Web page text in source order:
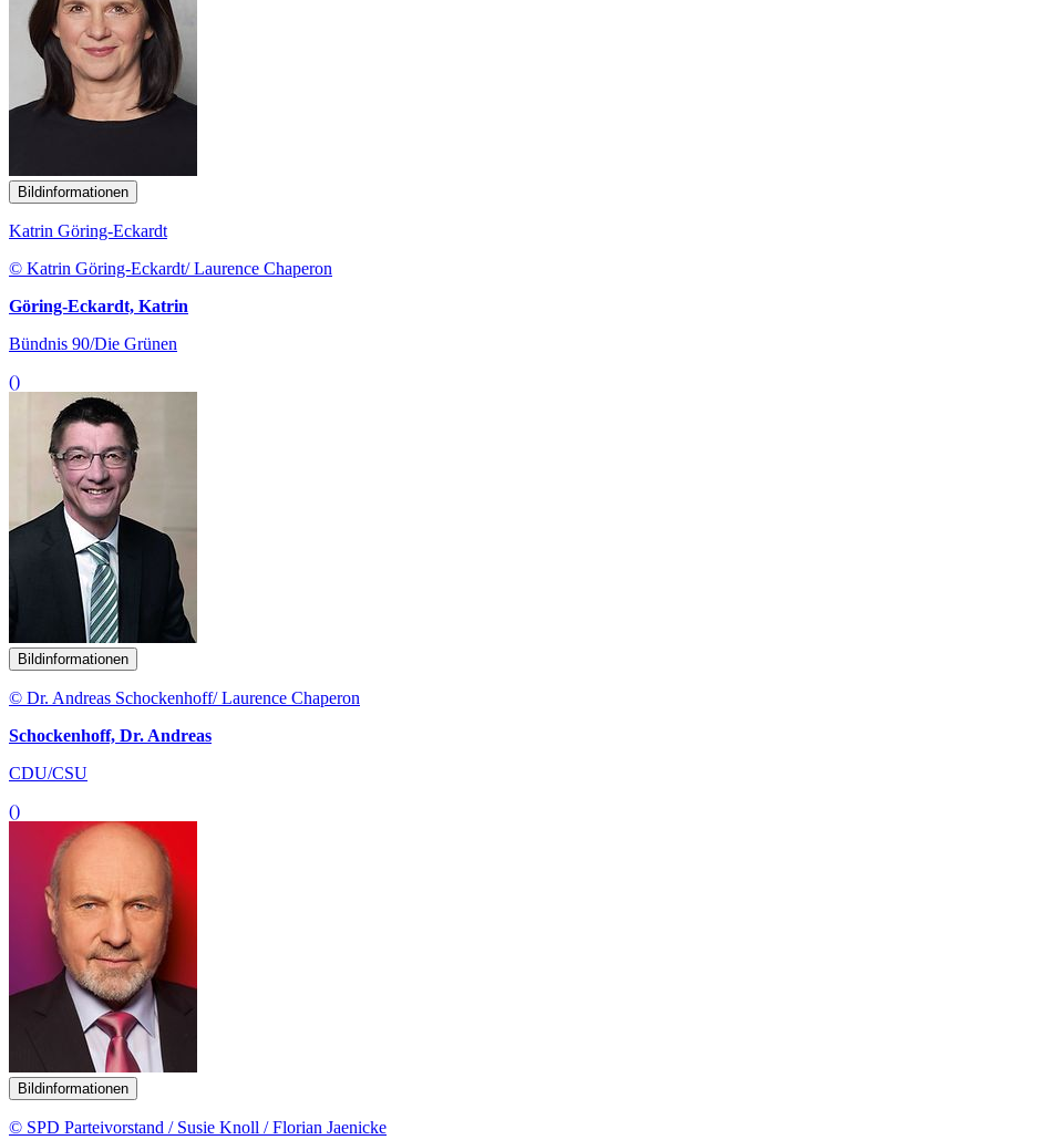
Bildinformationen
Katrin Göring-Eckardt
© Katrin Göring-Eckardt/ Laurence Chaperon
Göring-Eckardt, Katrin
Bündnis 90/Die Grünen
()
Bildinformationen
© Dr. Andreas Schockenhoff/ Laurence Chaperon
Schockenhoff, Dr. Andreas
CDU/CSU
()
Bildinformationen
© SPD Parteivorstand / Susie Knoll / Florian Jaenicke